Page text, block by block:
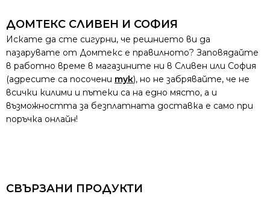
ДОМТЕКС СЛИВЕН И СОФИЯ
Искате да сте сигурни, че решнието ви да
пазарувате от Домтекс е правилното? Заповядайте
в работно време в магазините ни в Сливен или София
(адресите са посочени тук), но не забрявайте, че не
всички килими и пътеки са на едно място, а и
възможността за безплатната доставка е само при
поръчка онлайн!
СВЪРЗАНИ ПРОДУКТИ